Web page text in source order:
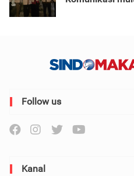
Follow us
Kanal